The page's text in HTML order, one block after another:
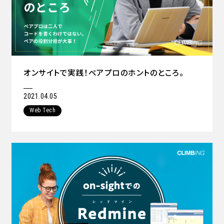
オンサイトで実践！ペアプロのホントのところ。
2021.04.05
Web Tech